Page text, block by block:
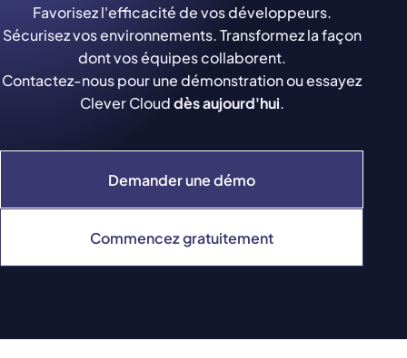
Demander une démo
Commencez gratuitement
Favorisez l'efficacité de vos développeurs.
Sécurisez vos environnements. Transformez la façon
dont vos équipes collaborent.
Contactez-nous pour une démonstration ou essayez
Clever Clouddès aujourd'hui.